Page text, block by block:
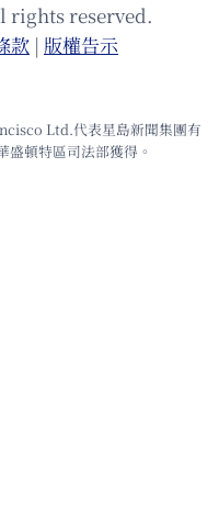
rights reserved.
款 | 版權告⽰
Ltd.代表星島新聞集團有
盛頓特區司法部獲得。